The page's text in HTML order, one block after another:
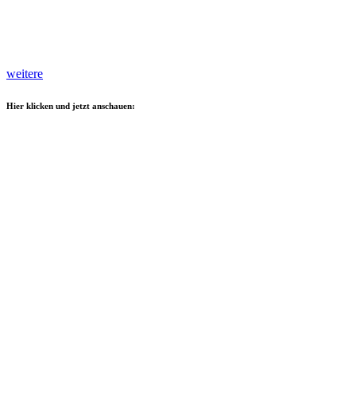
weitere
Hier klicken und jetzt anschauen: